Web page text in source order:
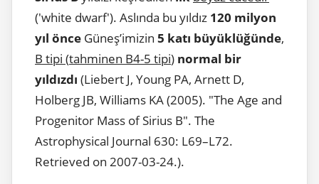
('white dwarf'). Aslında bu yıldız 120 milyon
yıl önce Güneş’imizin 5 katı büyüklüğünde,
B tipi (tahminen B4-5 tipi) normal bir
yıldızdı (Liebert J, Young PA, Arnett D,
Holberg JB, Williams KA (2005). "The Age and
Progenitor Mass of Sirius B". The
Astrophysical Journal 630: L69–L72.
Retrieved on 2007-03-24.).